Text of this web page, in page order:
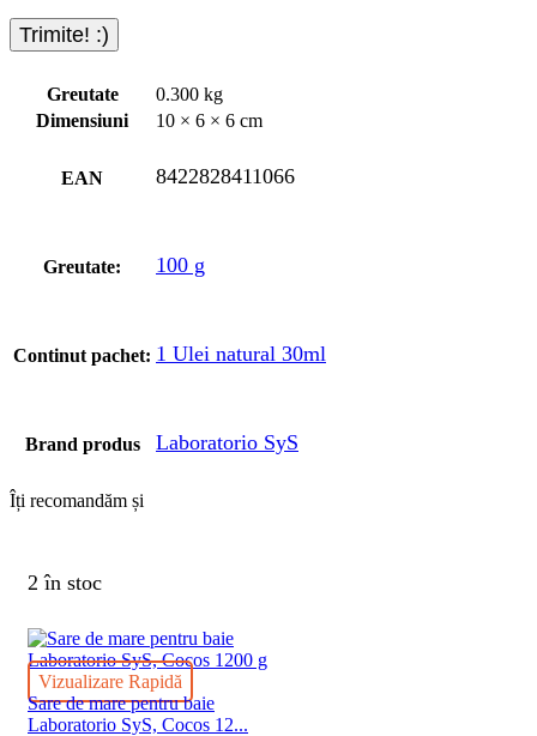
Greutate
0.300 kg
Dimensiuni
10 × 6 × 6 cm
EAN 8422828411066
Greutate: 100 g
Continut pachet: 1 Ulei natural 30ml
Brand produs Laboratorio SyS
Îți recomandăm și
2 în stoc
Vizualizare Rapidă
Sare de mare pentru baie
Laboratorio SyS, Cocos 12...